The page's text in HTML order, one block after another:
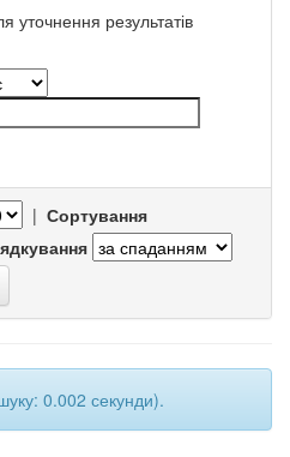
уточнення результатів
| Сортування
0.002 секунди).